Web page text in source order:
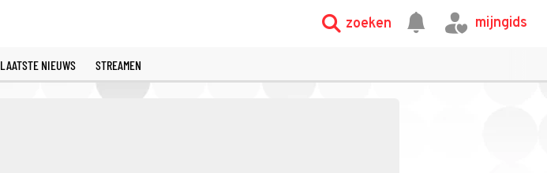
zoeken mijngids
LAATSTE NIEUWS STREAMEN